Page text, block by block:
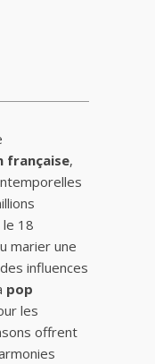
française,
le 18
marier une
influences
pop
les
offrent